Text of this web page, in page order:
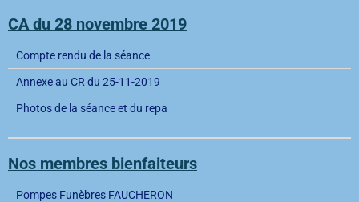
CA du 28 novembre 2019
Compte rendu de la séance
Annexe au CR du 25-11-2019
Photos de la séance et du repa
Nos membres bienfaiteurs
Pompes Funèbres FAUCHERON